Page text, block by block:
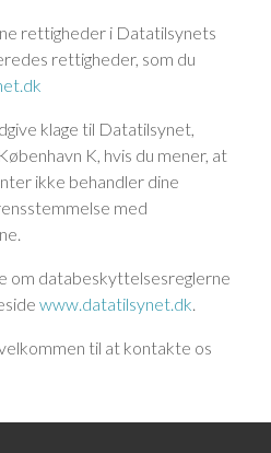
rettigheder i Datatilsynets
rettigheder, som du
klage til Datatilsynet,
K, hvis du mener, at
ikke behandler dine
med
om databeskyttelsesreglerne
www.datatilsynet.dk.
til at kontakte os